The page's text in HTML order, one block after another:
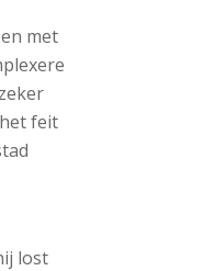
met
feit
lost